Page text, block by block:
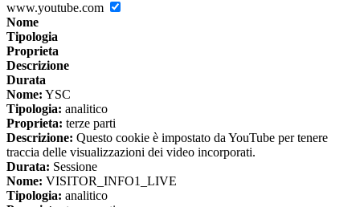
www.youtube.com
Nome
Tipologia
Proprieta
Descrizione
Durata
Nome: YSC
Tipologia: analitico
Proprieta: terze parti
Descrizione: Questo cookie è impostato da YouTube per tenere
traccia delle visualizzazioni dei video incorporati.
Durata: Sessione
Nome: VISITOR_INFO1_LIVE
Tipologia: analitico